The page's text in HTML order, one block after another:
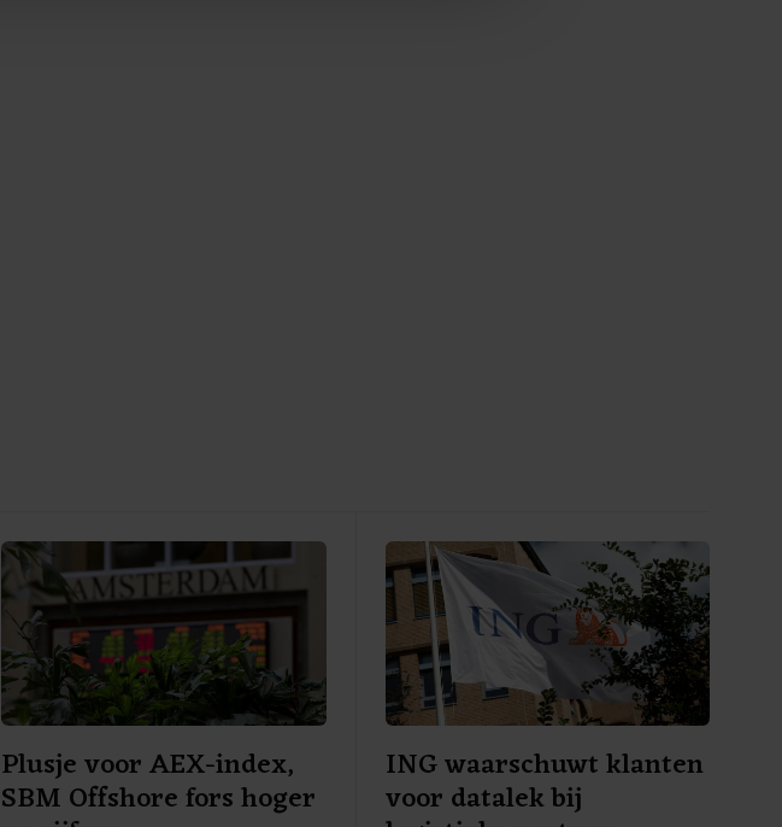
Plusje voor AEX-index,
SBM Offshore fors hoger
ING waarschuwt klanten
voor datalek bij